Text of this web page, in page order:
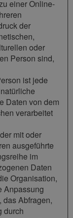
einer Online-
der
oder
Person sind,
ist jede
Daten von dem
verarbeitet
mit oder
ausgeführte
im
Daten
Organisation,
Anpassung
das Abfragen,
durch